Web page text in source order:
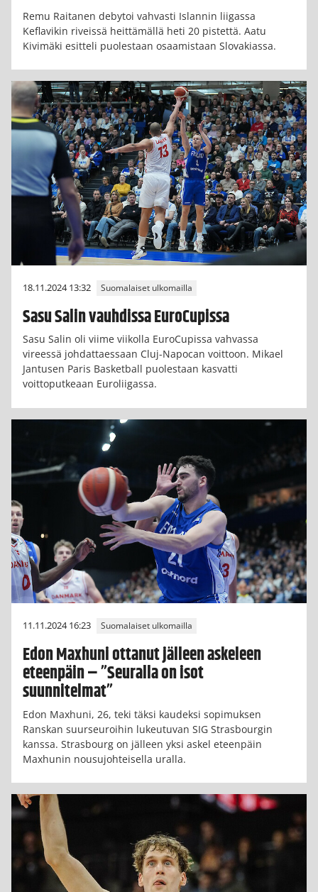
Remu Raitanen debytoi vahvasti Islannin liigassa
Keflavikin riveissä heittämällä heti 20 pistettä. Aatu
Kivimäki esitteli puolestaan osaamistaan Slovakiassa.
18.11.2024 13:32 Suomalaiset ulkomailla
Sasu Salin vauhdissa EuroCupissa
Sasu Salin oli viime viikolla EuroCupissa vahvassa
vireessä johdattaessaan Cluj-Napocan voittoon. Mikael
Jantusen Paris Basketball puolestaan kasvatti
voittoputkeaan Euroliigassa.
11.11.2024 16:23 Suomalaiset ulkomailla
Edon Maxhuni ottanut jälleen askeleen
eteenpäin – ”Seuralla on isot
suunnitelmat”
Edon Maxhuni, 26, teki täksi kaudeksi sopimuksen
Ranskan suurseuroihin lukeutuvan SIG Strasbourgin
kanssa. Strasbourg on jälleen yksi askel eteenpäin
Maxhunin nousujohteisella uralla.